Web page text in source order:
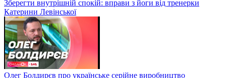
Зберегти внутрішній спокій: вправи з йоги від тренерки
Катерини Левінської
Олег Болдирєв про українське серійне виробництво